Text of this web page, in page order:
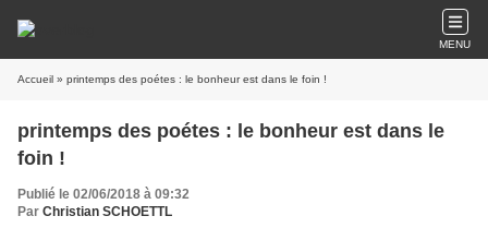
MENU
Accueil » printemps des poétes : le bonheur est dans le foin !
printemps des poétes : le bonheur est dans le
foin !
Publié le 02/06/2018 à 09:32
Par Christian SCHOETTL